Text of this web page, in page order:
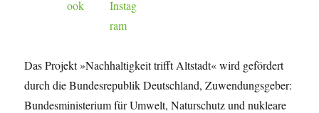
Das Projekt »Nachhaltigkeit trifft Altstadt« wird gefördert
durch die Bundesrepublik Deutschland, Zuwendungsgeber:
Bundesministerium für Umwelt, Naturschutz und nukleare